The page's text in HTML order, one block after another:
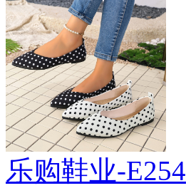
乐购鞋业-E254